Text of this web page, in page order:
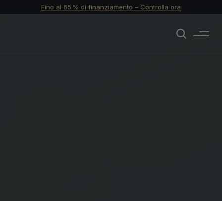
Fino al 65 % di finanziamento – Controlla ora